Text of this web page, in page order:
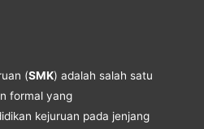
(SMK) adalah salah satu
formal yang
kejuruan pada jenjang